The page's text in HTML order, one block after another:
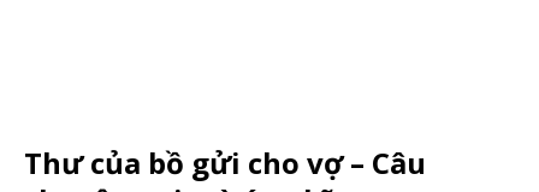
Thư của bồ gửi cho vợ – Câu